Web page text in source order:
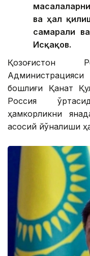
ва ҳал
самарали
Исқақов.
Қозоғистон
бошлиғи Қанат
Россия
ҳамкорликни
асосий йўналиши